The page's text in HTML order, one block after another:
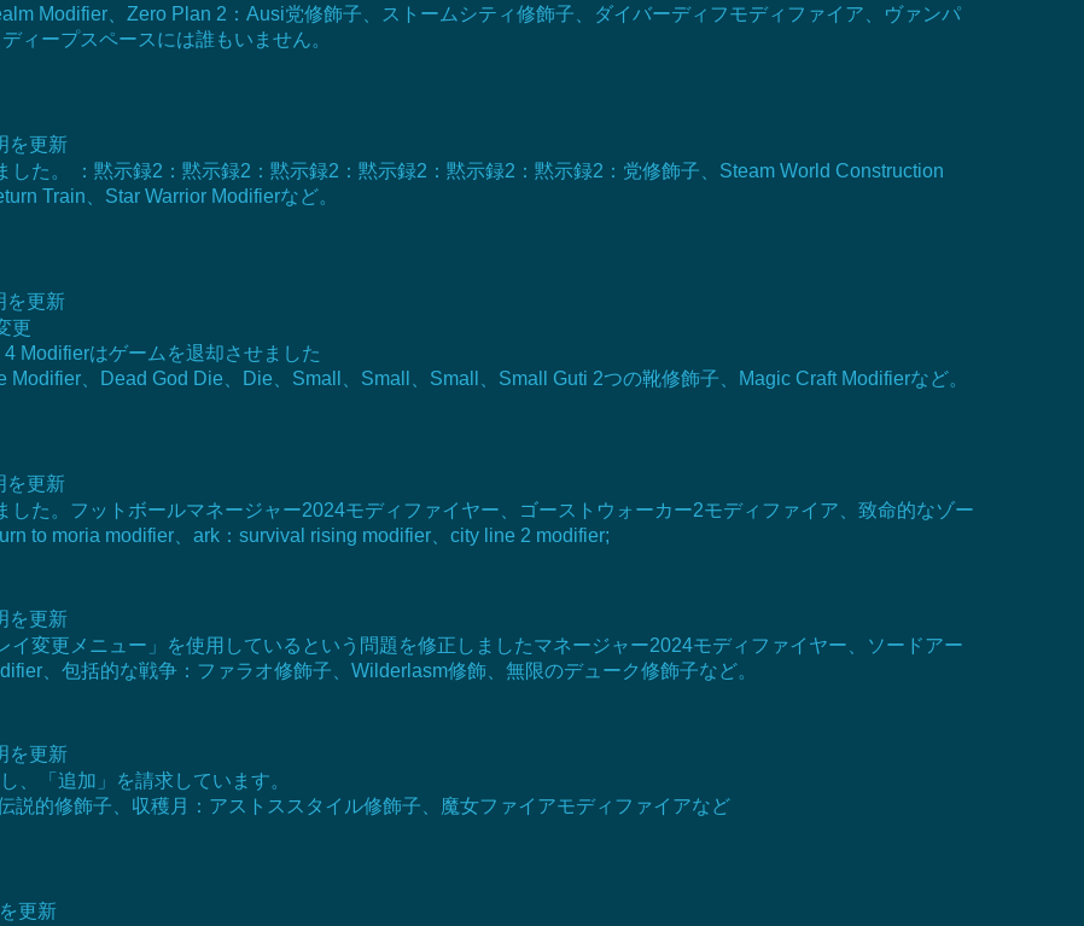
Modifier、Zero Plan 2：Ausi党修飾子、ストームシティ修飾子、ダイバーディフモディファイア、ヴァンパ
ィープスペースには誰もいません。
を更新
た。 ：黙示録2：黙示録2：黙示録2：黙示録2：黙示録2：黙示録2：党修飾子、Steam World Construction
Train、Star Warrior Modifierなど。
を更新
更
Modifierはゲームを退却させました
、Dead God Die、Die、Small、Small、Small、Small Guti 2つの靴修飾子、Magic Craft Modifierなど。
を更新
した。フットボールマネージャー2024モディファイヤー、ゴーストウォーカー2モディファイア、致命的なゾー
to moria modifier、ark：survival rising modifier、city line 2 modifier;
を更新
イ変更メニュー」を使用しているという問題を修正しましたマネージャー2024モディファイヤー、ソードアー
、包括的な戦争：ファラオ修飾子、Wilderlasm修飾、無限のデューク修飾子など。
を更新
、「追加」を請求しています。
説的修飾子、収穫月：アストススタイル修飾子、魔女ファイアモディファイアなど
更新